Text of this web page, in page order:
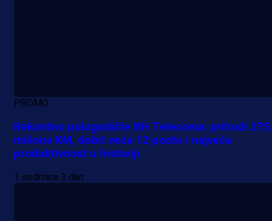
PROMO
Rekordno polugodište BH Telecoma: prihodi
miliona KM, dobit veća 12 posto i najveća
produktivnost u historiji
1 sedmica 3 dan